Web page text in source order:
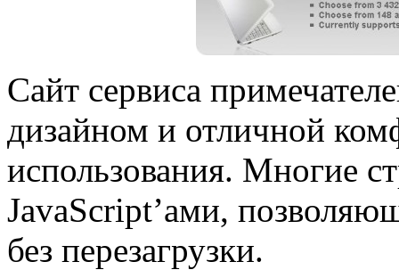
Сайт сервиса
дизайном и отличной
использования. Многие
JavaScript’ами,
без перезагрузки.